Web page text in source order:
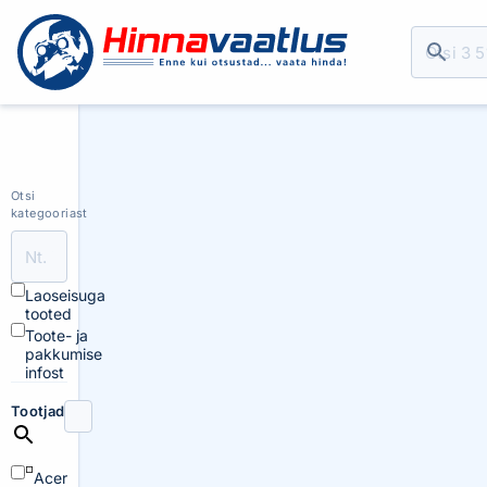
Otsi
kategooriast
Laoseisuga
tooted
Toote- ja
pakkumise
infost
Tootjad
Acer